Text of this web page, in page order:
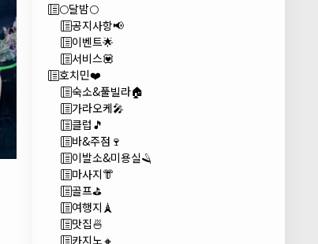
🌕달밤🌕
공지사항📢
이벤트🌟
서비스💟
호치민❤️
숙소&풀빌라🏠
가라오케🎤
클럽🎵
바&주점🍷
이발소&미용실🪒
마사지👘
골프⛳
여행지🗼
맛집🍜
카지노🔸